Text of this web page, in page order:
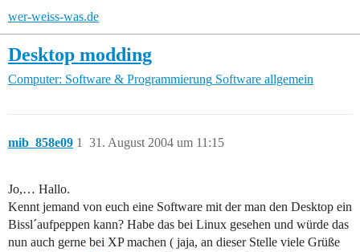
wer-weiss-was.de
Desktop modding
Computer: Software & Programmierung Software allgemein
mib_858e09 31. August 2004 um 11:15
1
Jo,… Hallo.
Kennt jemand von euch eine Software mit der man den Desktop ein
Bissl´aufpeppen kann? Habe das bei Linux gesehen und würde das
nun auch gerne bei XP machen ( jaja, an dieser Stelle viele Grüße